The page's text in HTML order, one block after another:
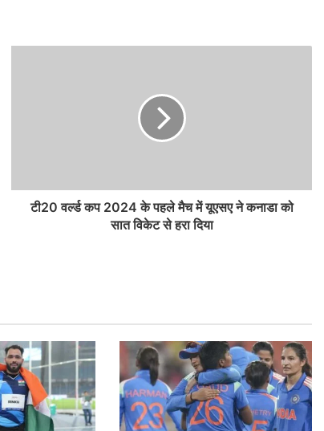
टी20 वर्ल्ड कप 2024 के पहले मैच में यूएसए ने कनाडा को
सात विकेट से हरा दिया